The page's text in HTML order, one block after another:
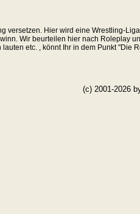
versetzen. Hier wird eine Wrestling-
Wir beurteilen hier nach Roleplay
etc. , könnt Ihr in dem Punkt "Die
(c) 2001-2026